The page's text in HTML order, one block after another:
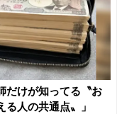
だけが知ってる〝お
る人の共通点〟」